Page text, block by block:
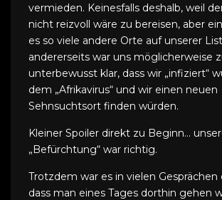
vermieden. Keinesfalls deshalb, weil
nicht reizvoll wäre zu bereisen, aber
es so viele andere Orte auf unserer
andererseits war uns möglicherweise
unterbewusst klar, dass wir „infiziert“
dem „Afrikavirus“ und wir einen neuen
Sehnsuchtsort finden würden.
Kleiner Spoiler direkt zu Beginn…
„Befürchtung“ war richtig.
Trotzdem war es in vielen Gesprächen
dass man eines Tages dorthin gehen